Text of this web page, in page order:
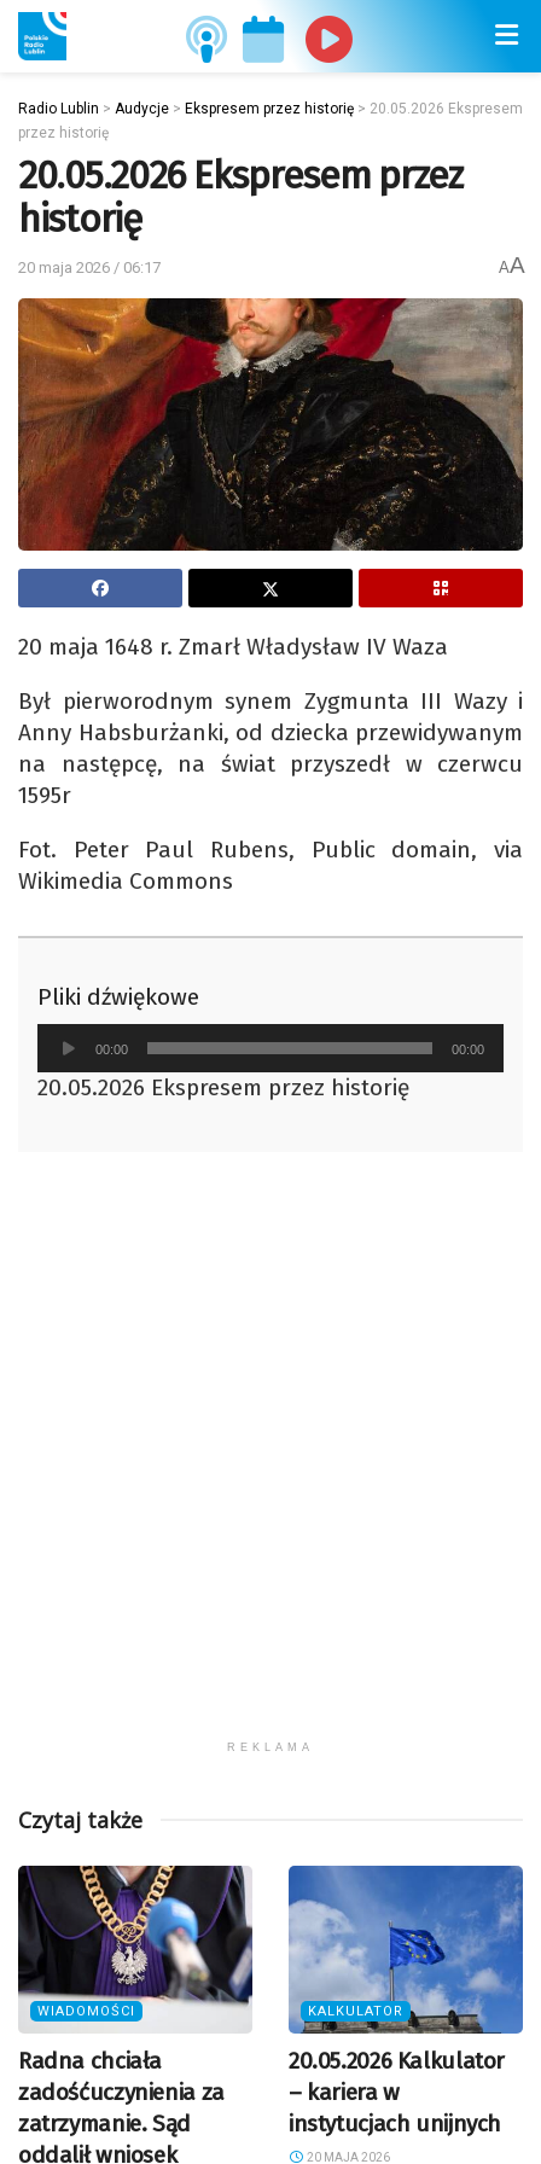
Radio Lublin > Audycje > Ekspresem przez historię > 20.05.2026 Ekspresem
przez historię
20.05.2026 Ekspresem przez
historię
20 maja 2026 / 06:17 AA
20 maja 1648 r. Zmarł Władysław IV Waza
Był pierworodnym synem Zygmunta III Wazy i
Anny Habsburżanki, od dziecka przewidywanym
na następcę, na świat przyszedł w czerwcu
1595r
Fot. Peter Paul Rubens, Public domain, via
Wikimedia Commons
Pliki dźwiękowe
Odtwarzacz
plików
dźwiękowych
00:00 00:00
20.05.2026 Ekspresem przez historię
REKLAMA
Czytaj także
WIADOMOŚCI
Radna chciała
zadośćuczynienia za
zatrzymanie. Sąd
oddalił wniosek
KALKULATOR
20.05.2026 Kalkulator
– kariera w
instytucjach unijnych
20 MAJA 2026